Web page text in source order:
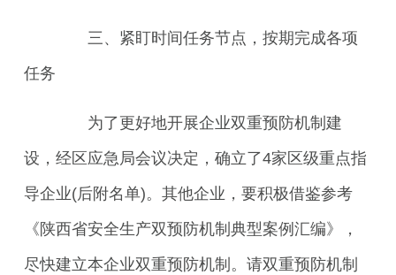
三、紧盯时间任务节点，按期完成各项
任务
为了更好地开展企业双重预防机制建
设，经区应急局会议决定，确立了4家区级重点指
导企业(后附名单)。其他企业，要积极借鉴参考
《陕西省安全生产双预防机制典型案例汇编》，
尽快建立本企业双重预防机制。 请双重预防机制